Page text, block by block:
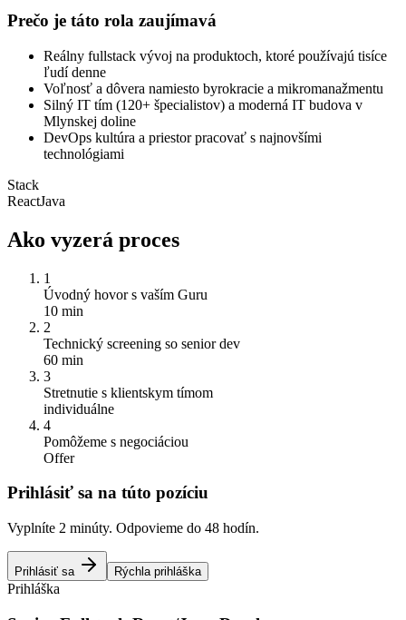
Prečo je táto rola zaujímavá
Reálny fullstack vývoj na produktoch, ktoré používajú tisíce
ľudí denne
Voľnosť a dôvera namiesto byrokracie a mikromanažmentu
Silný IT tím (120+ špecialistov) a moderná IT budova v
Mlynskej doline
DevOps kultúra a priestor pracovať s najnovšími
technológiami
Stack
ReactJava
Ako vyzerá proces
1
Úvodný hovor s vaším Guru
10 min
2
Technický screening so senior dev
60 min
3
Stretnutie s klientskym tímom
individuálne
4
Pomôžeme s negociáciou
Offer
Prihlásiť sa na túto pozíciu
Vyplníte 2 minúty. Odpovieme do 48 hodín.
Prihlásiť sa Rýchla prihláška
Prihláška